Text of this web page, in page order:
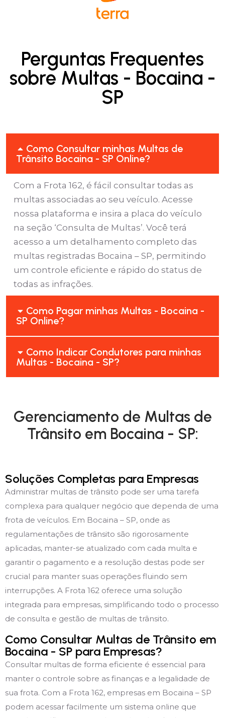
Perguntas Frequentes
sobre Multas - Bocaina -
SP
Como Consultar minhas Multas de
Trânsito Bocaina - SP Online?
Com a Frota 162, é fácil consultar todas as
multas associadas ao seu veículo. Acesse
nossa plataforma e insira a placa do veículo
na seção ‘Consulta de Multas’. Você terá
acesso a um detalhamento completo das
multas registradas Bocaina – SP, permitindo
um controle eficiente e rápido do status de
todas as infrações.
Como Pagar minhas Multas - Bocaina -
SP Online?
Como Indicar Condutores para minhas
Multas - Bocaina - SP?
Gerenciamento de Multas de
Trânsito em Bocaina - SP:
Soluções Completas para Empresas
Administrar multas de trânsito pode ser uma tarefa
complexa para qualquer negócio que dependa de uma
frota de veículos. Em Bocaina – SP, onde as
regulamentações de trânsito são rigorosamente
aplicadas, manter-se atualizado com cada multa e
garantir o pagamento e a resolução destas pode ser
crucial para manter suas operações fluindo sem
interrupções. A Frota 162 oferece uma solução
integrada para empresas, simplificando todo o processo
de consulta e gestão de multas de trânsito.
Como Consultar Multas de Trânsito em
Bocaina - SP para Empresas?
Consultar multas de forma eficiente é essencial para
manter o controle sobre as finanças e a legalidade de
sua frota. Com a Frota 162, empresas em Bocaina – SP
podem acessar facilmente um sistema online que